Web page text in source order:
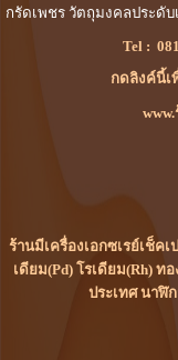
กรัดเพชร วัตถุมงคลประดับ
Tel :
กดลิงค์นี้เ
ร้านมีเครื่องเอกซเรย์เช็ค
เดียม(Pd) โรเดียม(Rh) ท
ประเทศ นาฬิ